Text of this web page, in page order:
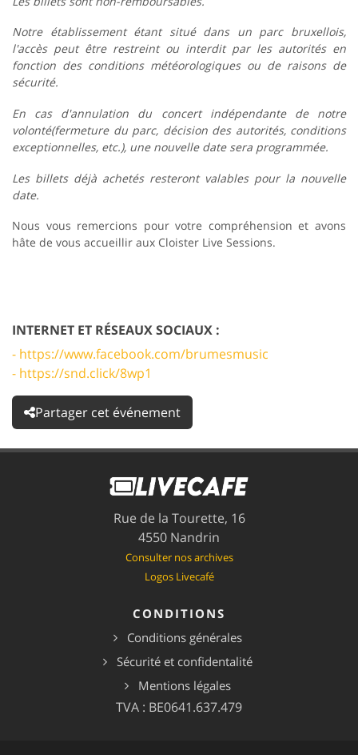
Notre établissement étant situé dans un parc bruxellois,
l'accès peut être restreint ou interdit par les autorités en
fonction des conditions météorologiques ou de raisons de
sécurité.
En cas d'annulation du concert indépendante de notre
volonté(fermeture du parc, décision des autorités, conditions
exceptionnelles, etc.), une nouvelle date sera programmée.
Les billets déjà achetés resteront valables pour la nouvelle
date.
Nous vous remercions pour votre compréhension et avons
hâte de vous accueillir aux Cloister Live Sessions.
INTERNET ET RÉSEAUX SOCIAUX :
- https://www.facebook.com/brumesmusic
- https://snd.click/8wp1
Partager cet événement
Rue de la Tourette, 16
4550 Nandrin
Consulter nos archives
Logos Livecafé
CONDITIONS
Conditions générales
Sécurité et confidentalité
Mentions légales
TVA : BE0641.637.479